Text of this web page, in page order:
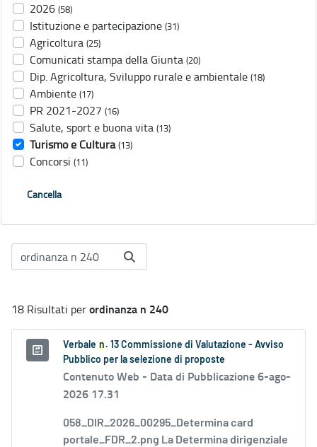
2026 (58)
Istituzione e partecipazione (31)
Agricoltura (25)
Comunicati stampa della Giunta (20)
Dip. Agricoltura, Sviluppo rurale e ambientale (18)
Ambiente (17)
PR 2021-2027 (16)
Salute, sport e buona vita (13)
Turismo e Cultura (13)
Concorsi (11)
Cancella
18 Risultati perordinanza n 240
Verbale n . 13 Commissione di Valutazione - Avviso
Pubblico per la selezione di proposte
Contenuto Web - Data di Pubblicazione 6-ago-
2026 17.31
058_DIR_2026_00295_Determina card
portale_FDR_2.png La Determina dirigenziale